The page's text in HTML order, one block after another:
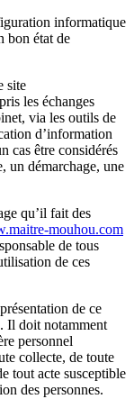
informatique
bon état de
site
les échanges
via les outils de
d’information
cas être considérés
un démarchage, une
qu’il fait des
mouhou.com
de tous
de ces
de ce
Il doit notamment
personnel
collecte, de toute
tout acte susceptible
des personnes.